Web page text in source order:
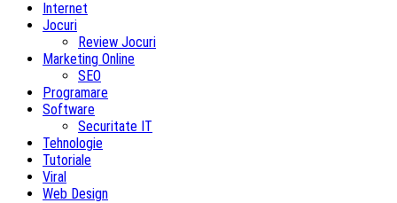
Internet
Jocuri
Review Jocuri
Marketing Online
SEO
Programare
Software
Securitate IT
Tehnologie
Tutoriale
Viral
Web Design